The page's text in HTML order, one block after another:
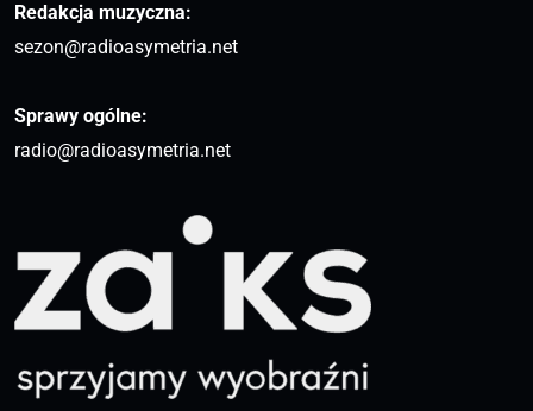
Redakcja muzyczna:
sezon@radioasymetria.net
Sprawy ogólne:
radio@radioasymetria.net